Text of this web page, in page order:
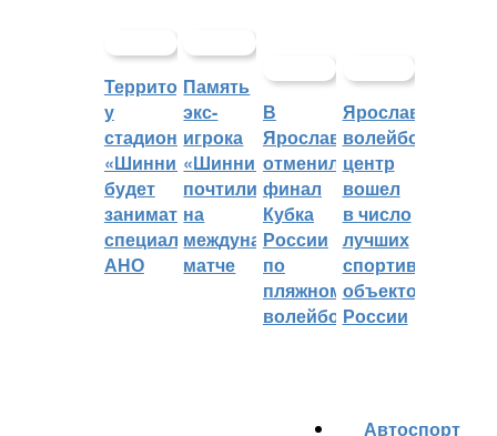
Территорией
у
стадиона
«Шинник»
будет
заниматься
специальное
АНО
Память
экс-
игрока
«Шинника»
почтили
на
международном
матче
В
Ярославле
отменили
финал
Кубка
России
по
пляжному
волейболу
Ярославский
волейбольный
центр
вошел
в число
лучших
спортивных
объектов
России
Автоспорт